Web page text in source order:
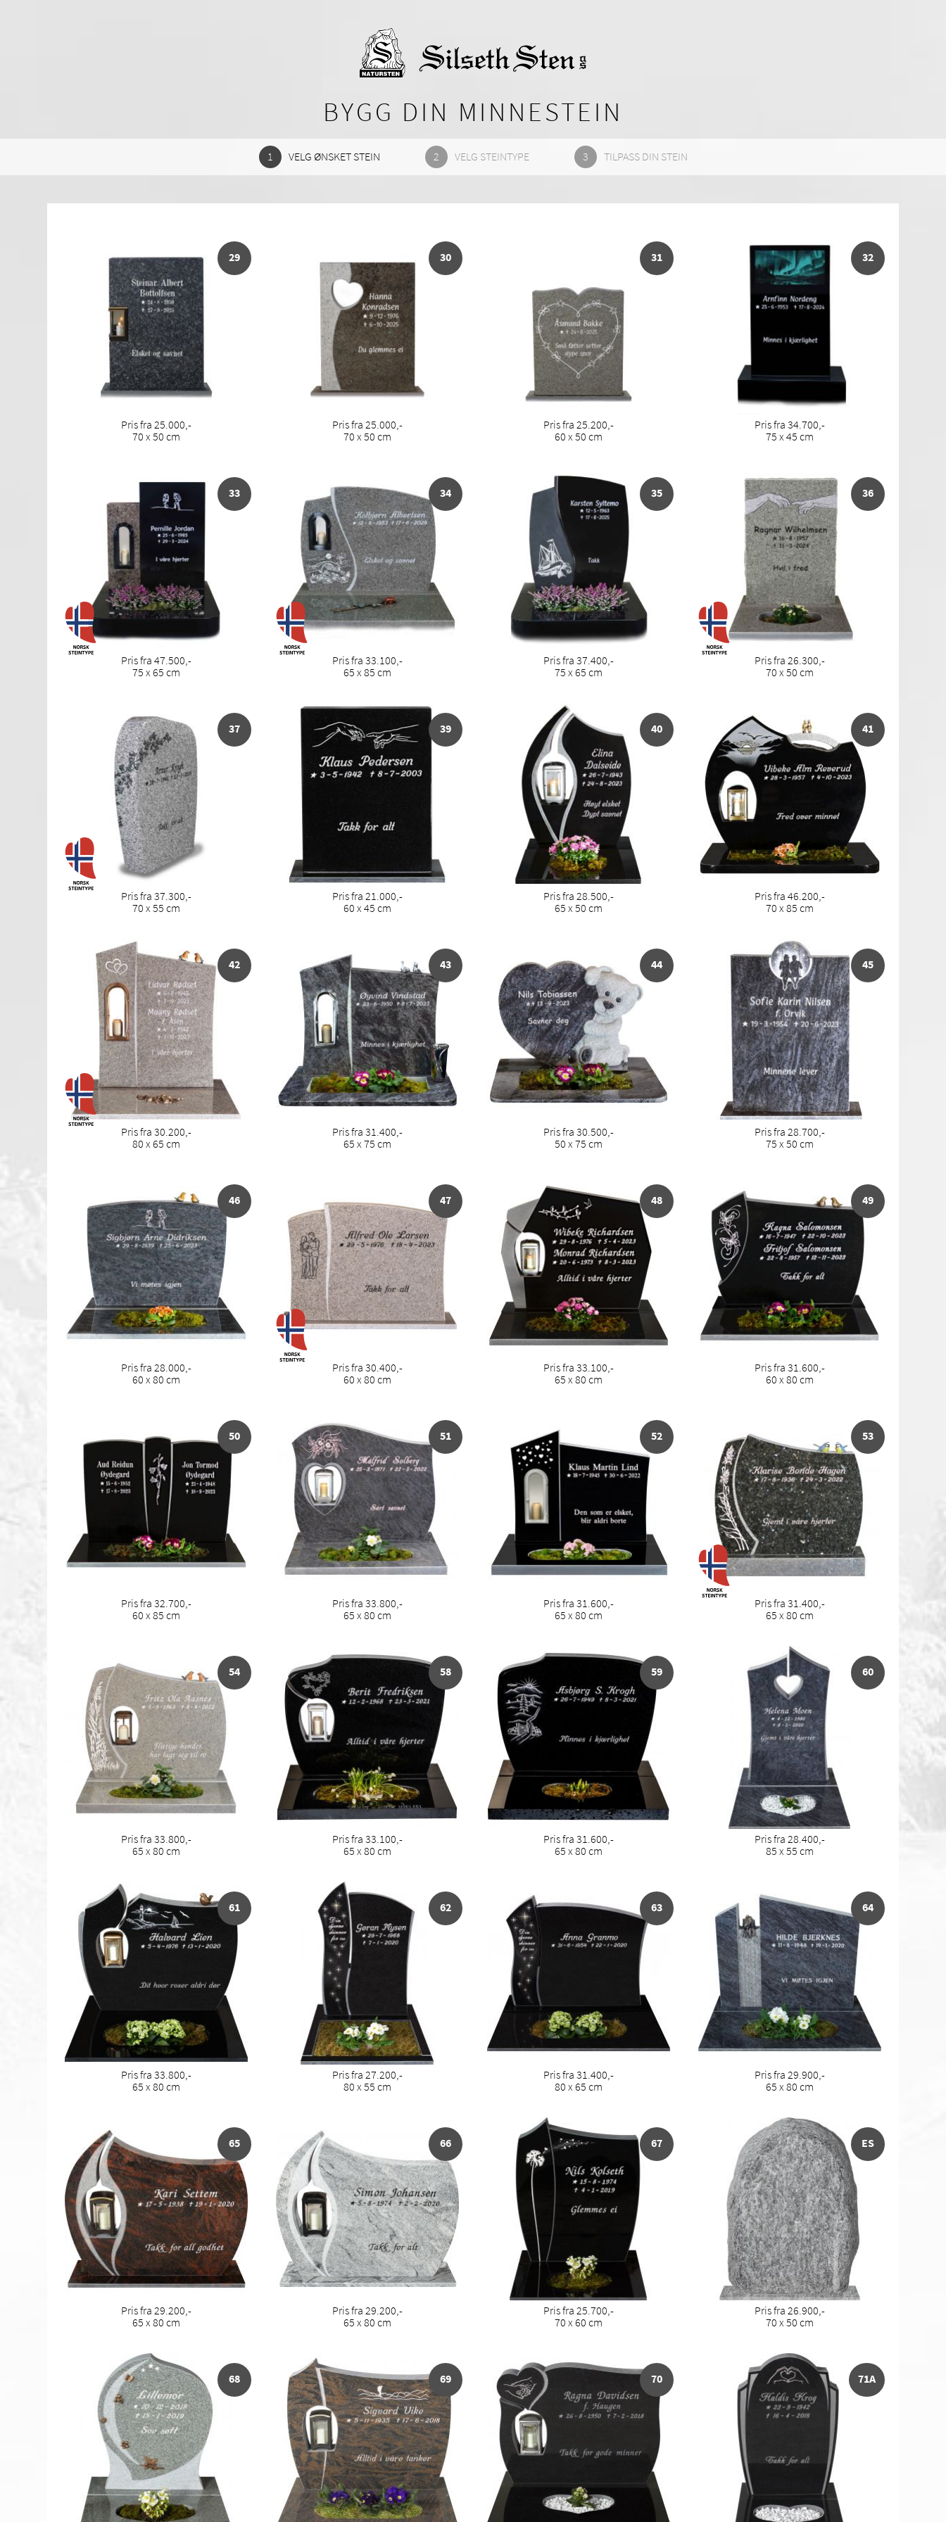
BYGG DIN MINNESTEIN
VELG ØNSKET STEIN VELG STEINTYPE TILPASS DIN STEIN
29
Pris fra 25.000,-
70 x 50 cm
30
Pris fra 25.000,-
70 x 50 cm
31
Pris fra 25.200,-
60 x 50 cm
32
Pris fra 34.700,-
75 x 45 cm
33
Pris fra 47.500,-
75 x 65 cm
34
Pris fra 33.100,-
65 x 85 cm
35
Pris fra 37.400,-
75 x 65 cm
36
Pris fra 26.300,-
70 x 50 cm
37
Pris fra 37.300,-
70 x 55 cm
39
Pris fra 21.000,-
60 x 45 cm
40
Pris fra 28.500,-
65 x 50 cm
41
Pris fra 46.200,-
70 x 85 cm
42
Pris fra 30.200,-
80 x 65 cm
43
Pris fra 31.400,-
65 x 75 cm
44
Pris fra 30.500,-
50 x 75 cm
45
Pris fra 28.700,-
75 x 50 cm
46
Pris fra 28.000,-
60 x 80 cm
47
Pris fra 30.400,-
60 x 80 cm
48
Pris fra 33.100,-
65 x 80 cm
49
Pris fra 31.600,-
60 x 80 cm
50
Pris fra 32.700,-
60 x 85 cm
51
Pris fra 33.800,-
65 x 80 cm
52
Pris fra 31.600,-
65 x 80 cm
53
Pris fra 31.400,-
65 x 80 cm
54
Pris fra 33.800,-
65 x 80 cm
58
Pris fra 33.100,-
65 x 80 cm
59
Pris fra 31.600,-
65 x 80 cm
60
Pris fra 28.400,-
85 x 55 cm
61
Pris fra 33.800,-
65 x 80 cm
62
Pris fra 27.200,-
80 x 55 cm
63
Pris fra 31.400,-
80 x 65 cm
64
Pris fra 29.900,-
65 x 80 cm
65
Pris fra 29.200,-
65 x 80 cm
66
Pris fra 29.200,-
65 x 80 cm
67
Pris fra 25.700,-
70 x 60 cm
ES
Pris fra 26.900,-
70 x 50 cm
68 69 70 71A